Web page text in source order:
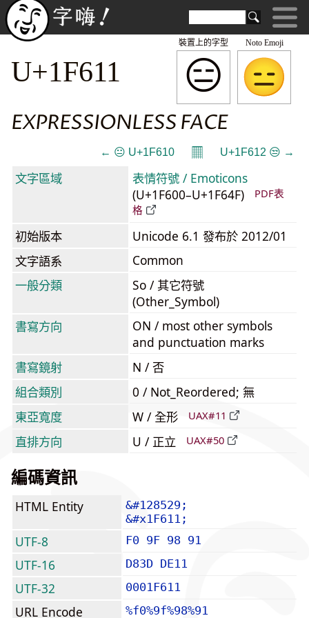
Noto Emoji
😑
裝置上的字型
U+1F611
EXPRESSIONLESS FACE
← 😐 U+1F610 𝄜 U+1F612 😒 →
文字區域
表情符號 / Emoticons
(U+1F600–U+1F64F)
PDF表
格
初始版本
Unicode 6.1 發布於 2012/01
文字語系
Common
一般分類
So / 其它符號
(Other_Symbol)
書寫方向
ON / most other symbols
and punctuation marks
書寫鏡射
N / 否
組合類別
0 / Not_Reordered; 無
東亞寬度
W / 全形 UAX#11
直排方向 U / 正立 UAX#50
編碼資訊
HTML Entity
&#128529;
&#x1F611;
UTF-8 F0 9F 98 91
UTF-16 D83D DE11
UTF-32 0001F611
URL Encode
%f0%9f%98%91